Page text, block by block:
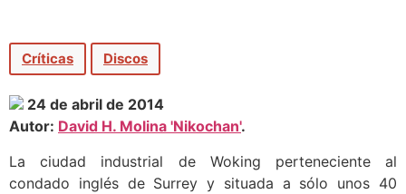
Críticas Discos
24 de abril de 2014
Autor: David H. Molina 'Nikochan'.
La ciudad industrial de Woking perteneciente al
condado inglés de Surrey y situada a sólo unos 40